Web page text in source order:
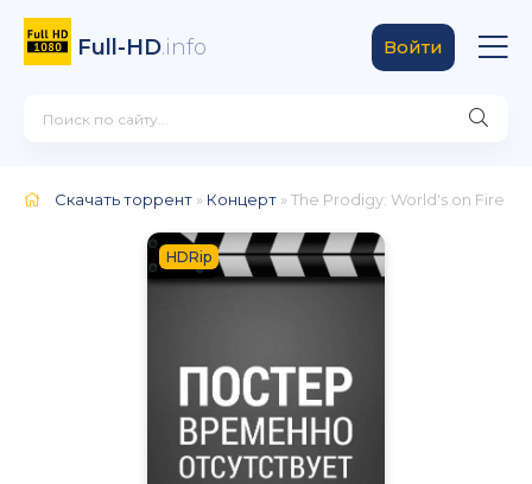
Full-HD.info Войти
Скачать торрент » Концерт » The Prodigy: World's on Fire
HDRip